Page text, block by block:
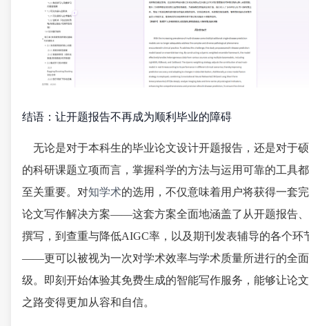
结语：让开题报告不再成为顺利毕业的障碍
无论是对于本科生的毕业论文设计开题报告，还是对于
的科研课题立项而言，掌握科学的方法与运用可靠的工具
至关重要。对知学术的选用，不仅意味着用户将获得一套
论文写作解决方案——这套方案全面地涵盖了从开题报告
撰写，到查重与降低AIGC率，以及期刊发表辅导的各个环
——更可以被视为一次对学术效率与学术质量所进行的全
级。即刻开始体验其免费生成的智能写作服务，能够让论
之路变得更加从容和自信。